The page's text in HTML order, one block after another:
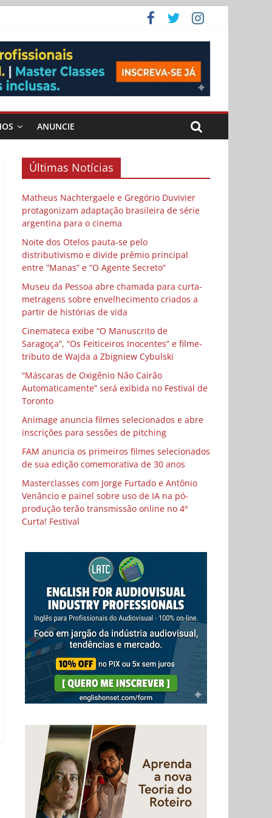
Cybulski
vida
ANUNCIE
Últimas Notícias
Matheus Nachtergaele e Gregório Duvivier
protagonizam adaptação brasileira de série
argentina para o cinema
Noite dos Otelos pauta-se pelo
distributivismo e divide prêmio principal
entre “Manas” e “O Agente Secreto”
Museu da Pessoa abre chamada para curta-
metragens sobre envelhecimento criados a
partir de histórias de vida
Cinemateca exibe “O Manuscrito de
Saragoça”, “Os Feiticeiros Inocentes” e filme-
tributo de Wajda a Zbigniew Cybulski
“Máscaras de Oxigênio Não Cairão
Automaticamente” será exibida no Festival de
Toronto
Animage anuncia filmes selecionados e abre
inscrições para sessões de pitching
FAM anuncia os primeiros filmes selecionados
de sua edição comemorativa de 30 anos
Masterclasses com Jorge Furtado e Antônio
Venâncio e painel sobre uso de IA na pó-
produção terão transmissão online no 4º
Curta! Festival